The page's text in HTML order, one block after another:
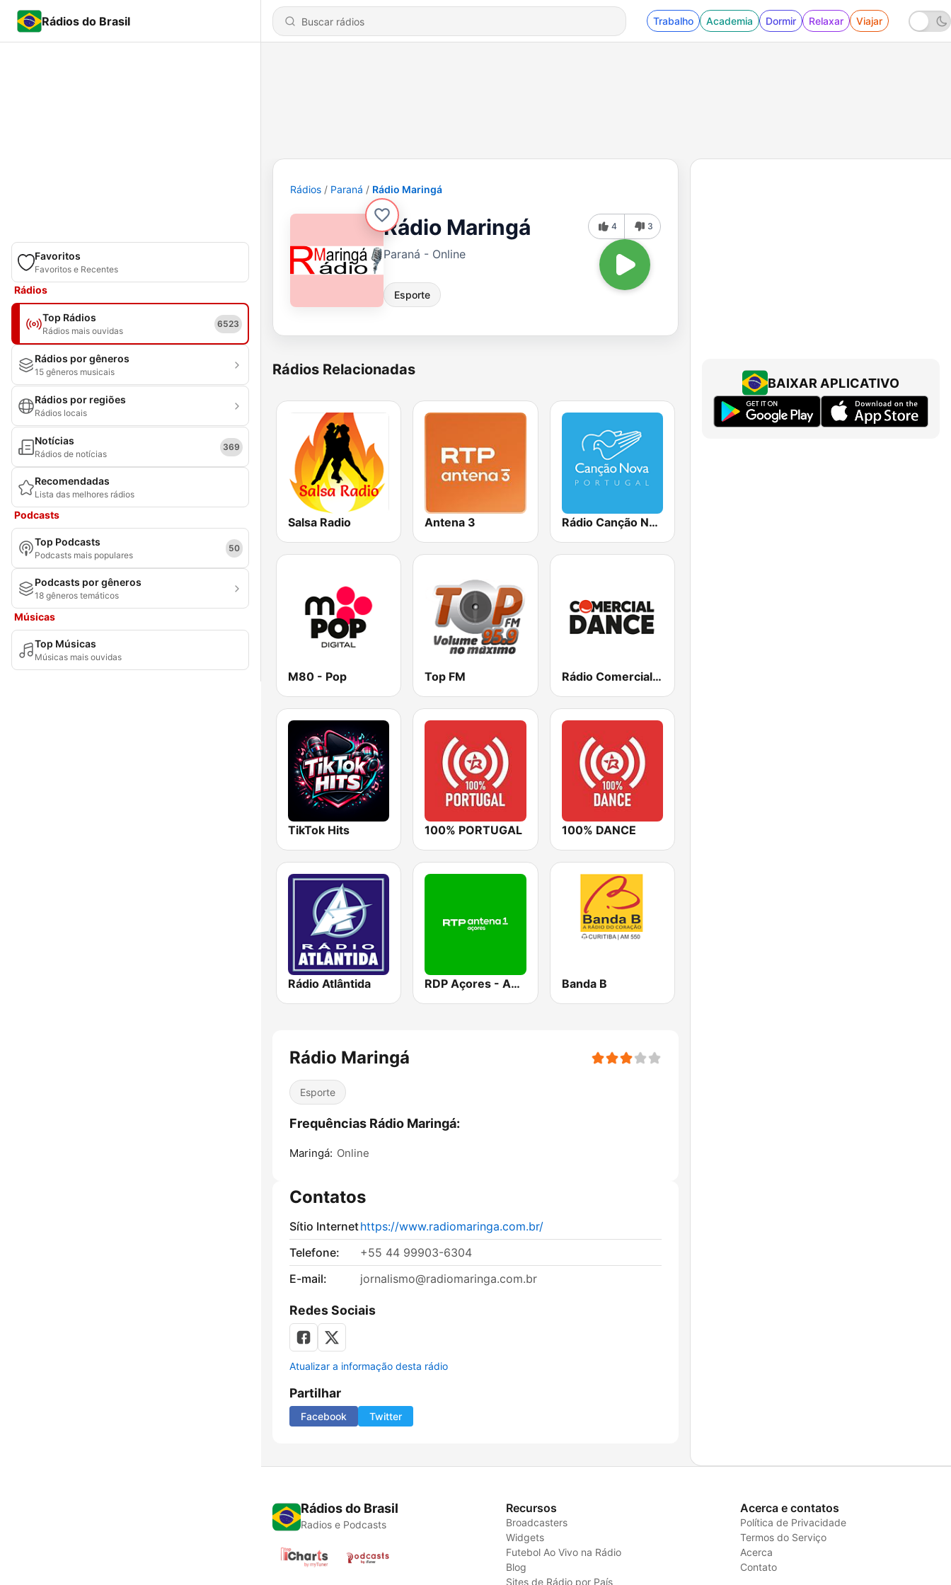
Rádios do Brasil Trabalho Academia Dormir Relaxar Viajar
Favoritos
Favoritos e Recentes
Rádios
Top Rádios
Rádios mais ouvidas
6523
Rádios por gêneros
15 gêneros musicais
Rádios por regiões
Rádios locais
Notícias
Rádios de notícias
369
Recomendadas
Lista das melhores rádios
Podcasts
Top Podcasts
Podcasts mais populares
50
Podcasts por gêneros
18 gêneros temáticos
Músicas
Top Músicas
Músicas mais ouvidas
Rádios Paraná Rádio Maringá
Rádio Maringá
Paraná - Online
Esporte
4 3
Rádios Relacionadas
Salsa Radio Antena 3 Rádio Canção Nova
M80 - Pop Top FM Rádio Comercial Dance
TikTok Hits 100% PORTUGAL 100% DANCE
Rádio Atlântida RDP Açores - Antena 1 Banda B
Rádio Maringá
Esporte
Frequências Rádio Maringá:
Maringá: Online
Contatos
Sítio Internethttps://www.radiomaringa.com.br/
Telefone:
+55 44 99903-6304
E-mail:
jornalismo@radiomaringa.com.br
Redes Sociais
Atualizar a informação desta rádio
Partilhar
Facebook Twitter
BAIXAR APLICATIVO
Rádios do Brasil
Radios e Podcasts
Recursos
Broadcasters
Widgets
Futebol Ao Vivo na Rádio
Blog
Sites de Rádio por País
Acerca e contatos
Política de Privacidade
Termos do Serviço
Acerca
Contato